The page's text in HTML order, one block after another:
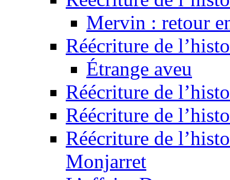
Mervin : retour
Réécriture de
Étrange aveu
Réécriture de
Réécriture de
Réécriture de
Monjarret